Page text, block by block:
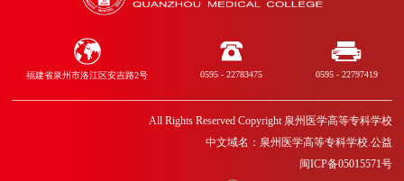
福建省泉州市洛江区安吉路2号 0595 - 22783475 0595 - 22797419
All Rights Reserved Copyright 泉州医学高等专科学校
中文域名：泉州医学高等专科学校.公益
闽ICP备05015571号